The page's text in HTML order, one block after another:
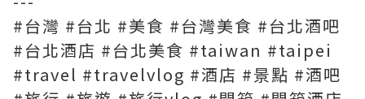
#台灣 #台北 #美食 #台灣美食 #台北酒吧
#台北酒店 #台北美食 #taiwan #taipei
#travel #travelvlog #酒店 #景點 #酒吧